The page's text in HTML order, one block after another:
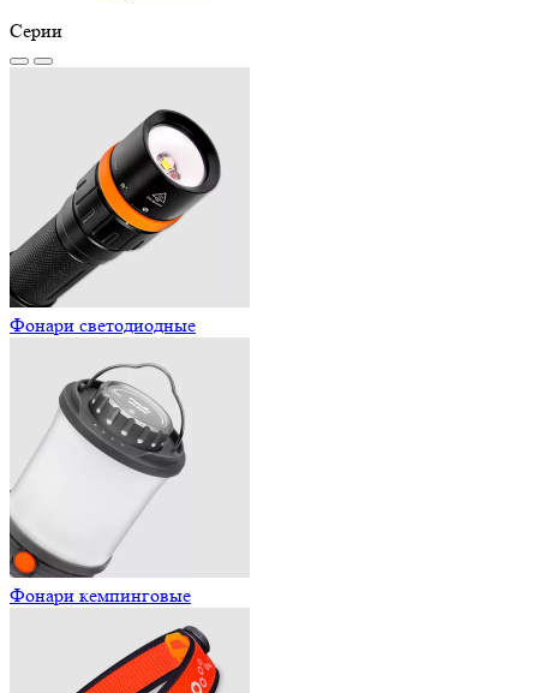
Серии
Фонари светодиодные
Фонари кемпинговые